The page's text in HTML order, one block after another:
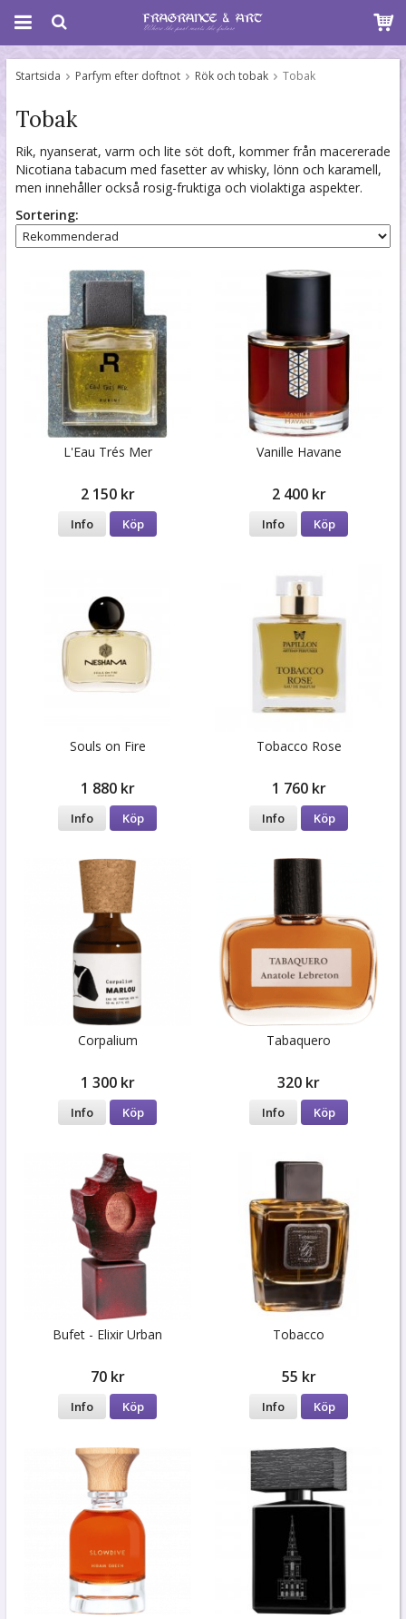
Startsida Parfym efter doftnot Rök och tobak Tobak
Tobak
Rik, nyanserat, varm och lite söt doft, kommer från macererade
Nicotiana tabacum med fasetter av whisky, lönn och karamell,
men innehåller också rosig-fruktiga och violaktiga aspekter.
Sortering:
L'Eau Trés Mer
2 150 kr
Info Köp
Vanille Havane
2 400 kr
Info Köp
Souls on Fire
1 880 kr
Info Köp
Tobacco Rose
1 760 kr
Info Köp
Corpalium
1 300 kr
Info Köp
Tabaquero
320 kr
Info Köp
Bufet - Elixir Urban
70 kr
Info Köp
Tobacco
55 kr
Info Köp